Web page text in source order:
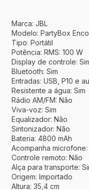
Marca: JBL
Modelo: PartyBox
Tipo: Portátil
Potência: RMS: 100 W
Display de controle:
Bluetooth: Sim
Entradas: USB, P10 e
Resistente a água: Sim
Rádio AM/FM: Não
Viva-voz: Sim
Equalizador: Não
Sintonizador: Não
Bateria: 4800 mAh
Acompanha microfone:
Controle remoto: Não
Alça para transporte:
Origem: Importado
Altura: 35,4 cm